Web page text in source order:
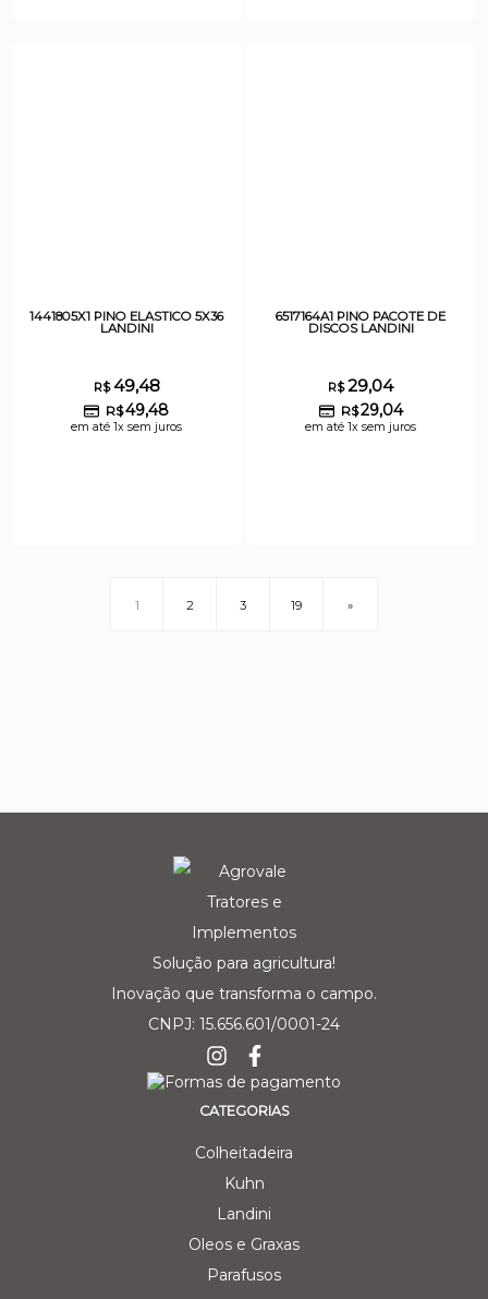
1441805X1 PINO ELASTICO 5X36
LANDINI
R$49,48
R$49,48
em até 1x sem juros
6517164A1 PINO PACOTE DE
DISCOS LANDINI
R$29,04
R$29,04
em até 1x sem juros
1 2 3 19 »
Solução para agricultura!
Inovação que transforma o campo.
CNPJ: 15.656.601/0001-24
CATEGORIAS
Colheitadeira
Kuhn
Landini
Oleos e Graxas
Parafusos